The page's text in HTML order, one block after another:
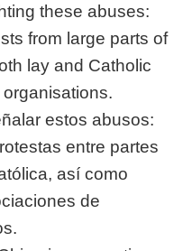
these abuses:
from large parts of
lay and Catholic
estos abusos:
entre partes
así como
de